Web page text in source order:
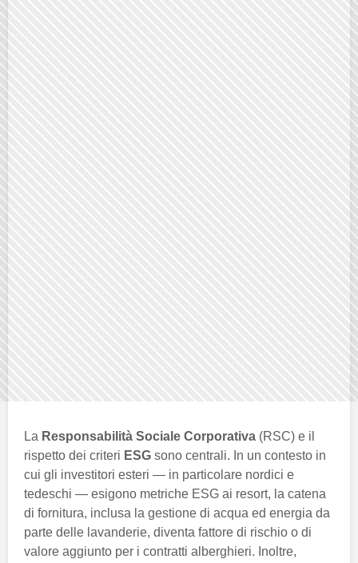
La Responsabilità Sociale Corporativa (RSC) e il
rispetto dei criteri ESG sono centrali. In un contesto in
cui gli investitori esteri — in particolare nordici e
tedeschi — esigono metriche ESG ai resort, la catena
di fornitura, inclusa la gestione di acqua ed energia da
parte delle lavanderie, diventa fattore di rischio o di
valore aggiunto per i contratti alberghieri. Inoltre,